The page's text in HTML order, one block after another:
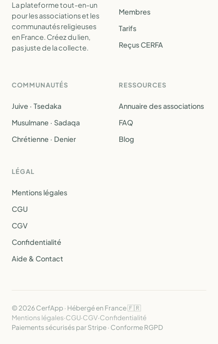
La plateforme tout-en-un
pour les associations et les
communautés religieuses
en France. Créez du lien,
pas juste de la collecte.
Membres
Tarifs
Reçus CERFA
COMMUNAUTÉS
Juive · Tsedaka
Musulmane · Sadaqa
Chrétienne · Denier
RESSOURCES
Annuaire des associations
FAQ
Blog
LÉGAL
Mentions légales
CGU
CGV
Confidentialité
Aide & Contact
© 2026 CerfApp · Hébergé en France 🇫🇷
Mentions légales·CGU·CGV·Confidentialité
Paiements sécurisés par Stripe · Conforme RGPD